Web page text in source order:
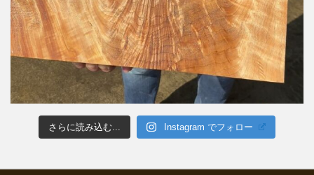
さらに読み込む... Instagram でフォロー